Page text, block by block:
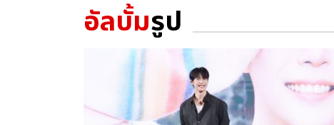
อัลบั้มรูป